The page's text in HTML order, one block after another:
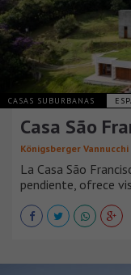
CASAS SUBURBANAS
Casa São
Königsberger
La Casa São
pendiente, ofrece